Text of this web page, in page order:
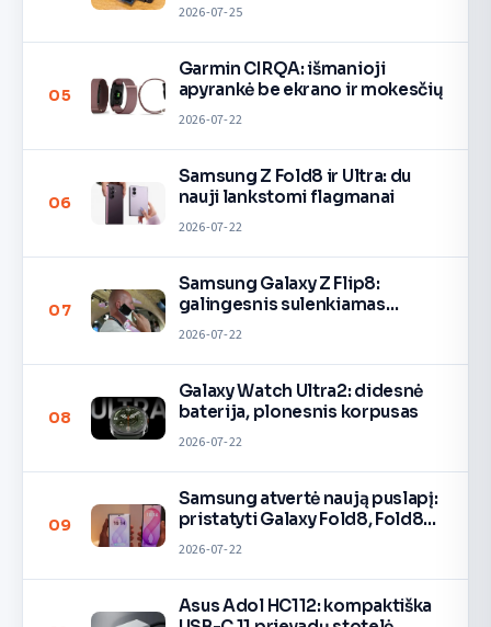
2026-07-25
05
Garmin CIRQA: išmanioji
apyrankė be ekrano ir mokesčių
2026-07-22
06
Samsung Z Fold8 ir Ultra: du
nauji lankstomi flagmanai
2026-07-22
07
Samsung Galaxy Z Flip8:
galingesnis sulenkiamas
2026-07-22
08
Galaxy Watch Ultra2: didesnė
baterija, plonesnis korpusas
2026-07-22
09
Samsung atvertė naują puslapį:
pristatyti Galaxy Fold8, Fold8
flagmanai.
2026-07-22
Asus Adol HC112: kompaktiška